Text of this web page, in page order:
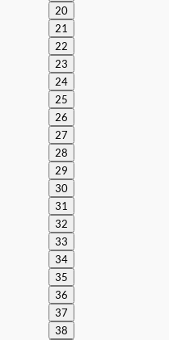
20
21
22
23
24
25
26
27
28
29
30
31
32
33
34
35
36
37
38